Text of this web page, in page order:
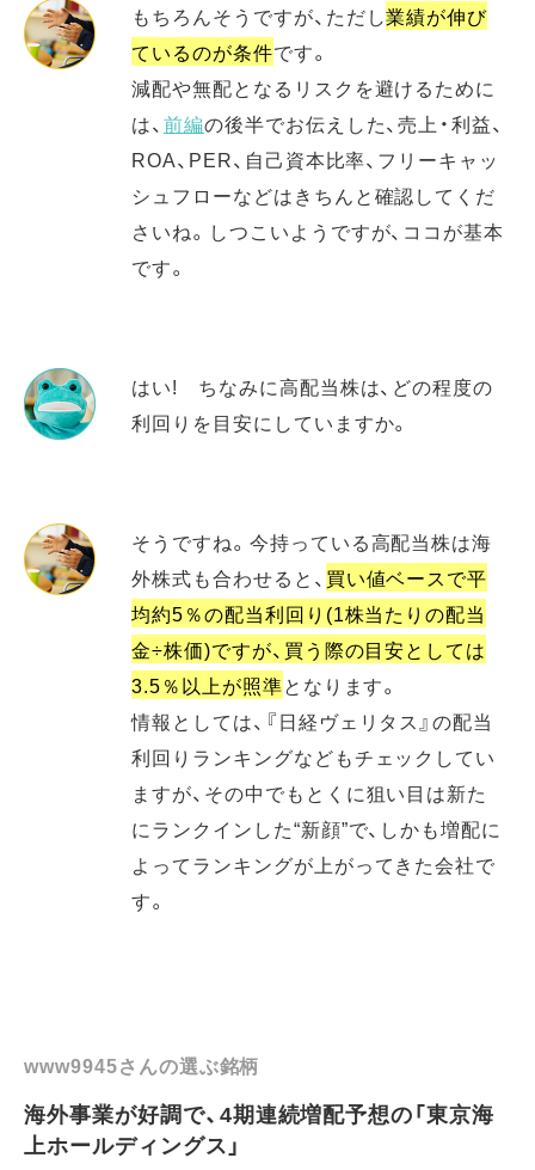
もちろんそうですが、ただし業績が伸び
ているのが条件です。
減配や無配となるリスクを避けるために
は、前編の後半でお伝えした、売上・利益、
ROA、PER、自己資本比率、フリーキャッ
シュフローなどはきちんと確認してくだ
さいね。しつこいようですが、ココが基本
です。
はい! ちなみに高配当株は、どの程度の
利回りを目安にしていますか。
そうですね。今持っている高配当株は海
外株式も合わせると、 買い値ベースで平
均約5％の配当利回り(1株当たりの配当
金÷株価)ですが、買う際の目安としては
3.5％以上が照準となります。
情報としては、『日経ヴェリタス』の配当
利回りランキングなどもチェックしてい
ますが、その中でもとくに狙い目は新た
にランクインした“新顔”で、しかも増配に
よってランキングが上がってきた会社で
す。
www9945さんの選ぶ銘柄
海外事業が好調で、4期連続増配予想の「東京海
上ホールディングス」